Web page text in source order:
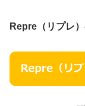
Repre（リプレ